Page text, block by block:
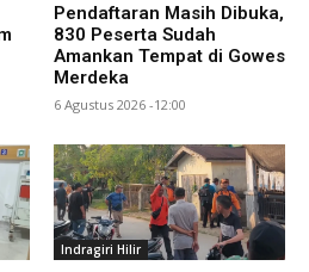
Pendaftaran Masih Dibuka,
830 Peserta Sudah
Amankan Tempat di Gowes
Merdeka
6 Agustus 2026 -12:00
Indragiri Hilir